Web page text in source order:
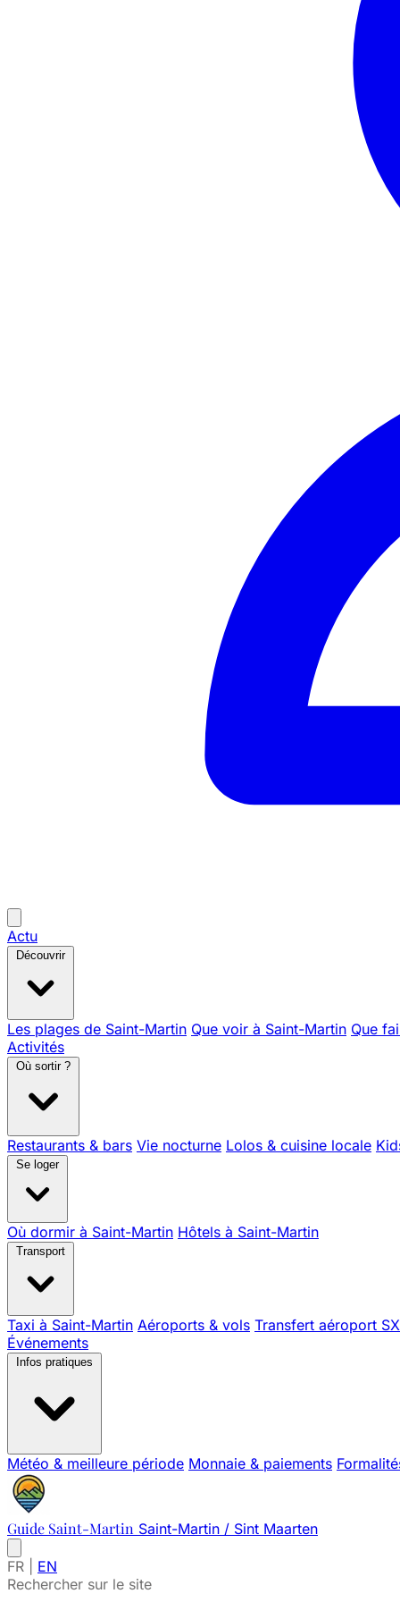
Actu
Découvrir
Les plages de Saint-Martin Que voir à Saint-Martin Que
Activités
Où sortir ?
Restaurants & bars Vie nocturne Lolos & cuisine locale
Se loger
Où dormir à Saint-Martin Hôtels à Saint-Martin
Transport
Taxi à Saint-Martin Aéroports & vols Transfert aéroport
Événements
Infos pratiques
Météo & meilleure période Monnaie & paiements
Guide Saint-Martin Saint-Martin / Sint Maarten
FR
EN
Rechercher sur le site